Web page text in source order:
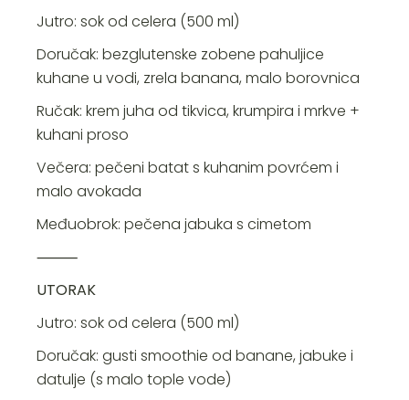
Jutro: sok od celera (500 ml)
Doručak: bezglutenske zobene pahuljice
kuhane u vodi, zrela banana, malo borovnica
Ručak: krem juha od tikvica, krumpira i mrkve +
kuhani proso
Večera: pečeni batat s kuhanim povrćem i
malo avokada
Međuobrok: pečena jabuka s cimetom
⸻
UTORAK
Jutro: sok od celera (500 ml)
Doručak: gusti smoothie od banane, jabuke i
datulje (s malo tople vode)